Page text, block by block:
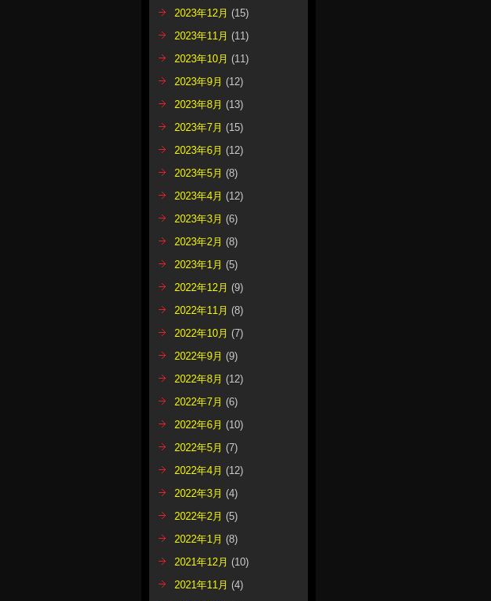
2023年12月 (15)
2023年11月 (11)
2023年10月 (11)
2023年9月 (12)
2023年8月 (13)
2023年7月 (15)
2023年6月 (12)
2023年5月 (8)
2023年4月 (12)
2023年3月 (6)
2023年2月 (8)
2023年1月 (5)
2022年12月 (9)
2022年11月 (8)
2022年10月 (7)
2022年9月 (9)
2022年8月 (12)
2022年7月 (6)
2022年6月 (10)
2022年5月 (7)
2022年4月 (12)
2022年3月 (4)
2022年2月 (5)
2022年1月 (8)
2021年12月 (10)
2021年11月 (4)